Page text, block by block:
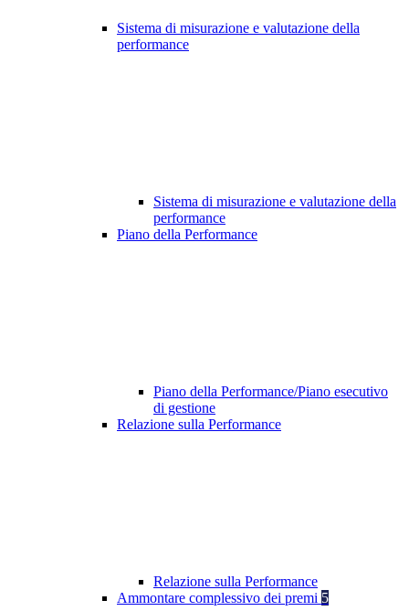
Sistema di misurazione e valutazione della
performance
Sistema di misurazione e valutazione della
performance
Piano della Performance
Piano della Performance/Piano esecutivo
di gestione
Relazione sulla Performance
Relazione sulla Performance
Ammontare complessivo dei premi 5